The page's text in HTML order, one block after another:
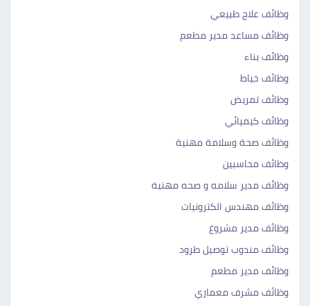
وظائف علاج طبيعي
وظائف مساعد مدير مطعم
وظائف بناء
وظائف خياط
وظائف تمريض
وظائف كيميائي
وظائف صحة وسلامة مهنية
وظائف محاسبين
وظائف مدير سلامه و صحه مهنية
وظائف مهندس الكترونيات
وظائف مدير مشروع
وظائف مندوب توصيل طرود
وظائف مدير مطعم
وظائف مشرف معماري